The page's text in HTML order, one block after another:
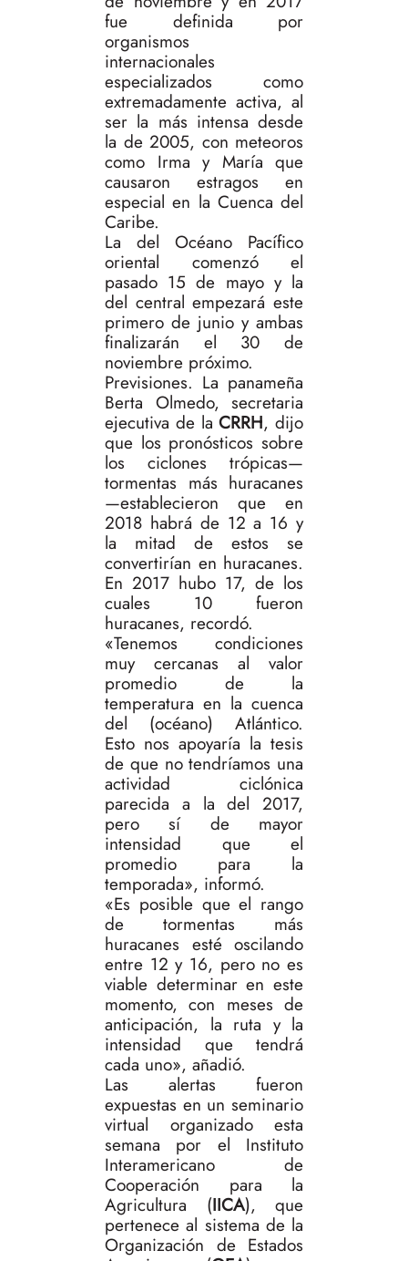
fue definida por
organismos
internacionales
especializados como
extremadamente activa, al
ser la más intensa desde
la de 2005, con meteoros
como Irma y María que
causaron estragos en
especial en la Cuenca del
Caribe.
La del Océano Pacífico
oriental comenzó el
pasado 15 de mayo y la
del central empezará este
primero de junio y ambas
finalizarán el 30 de
noviembre próximo.
Previsiones. La panameña
Berta Olmedo, secretaria
ejecutiva de laCRRH, dijo
que los pronósticos sobre
los ciclones trópicas—
tormentas más huracanes
—establecieron que en
2018 habrá de 12 a 16 y
la mitad de estos se
convertirían en huracanes.
En 2017 hubo 17, de los
cuales 10 fueron
huracanes, recordó.
«Tenemos condiciones
muy cercanas al valor
promedio de la
temperatura en la cuenca
del (océano) Atlántico.
Esto nos apoyaría la tesis
de que no tendríamos una
actividad ciclónica
parecida a la del 2017,
pero sí de mayor
intensidad que el
promedio para la
temporada», informó.
«Es posible que el rango
de tormentas más
huracanes esté oscilando
entre 12 y 16, pero no es
viable determinar en este
momento, con meses de
anticipación, la ruta y la
intensidad que tendrá
cada uno», añadió.
Las alertas fueron
expuestas en un seminario
virtual organizado esta
semana por el Instituto
Interamericano de
Cooperación para la
Agricultura (IICA), que
pertenece al sistema de la
Organización de Estados